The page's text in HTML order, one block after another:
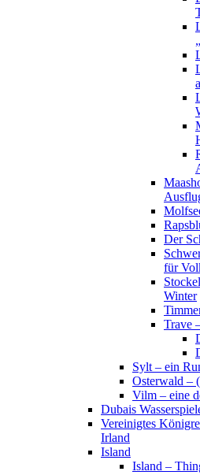
Der
für
Winter
Trave
Sylt – ein
Osterwald –
Vilm – eine
Dubais
Vereinigtes
Irland
Island
Island –